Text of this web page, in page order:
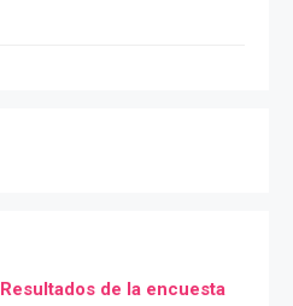
Resultados de la encuesta